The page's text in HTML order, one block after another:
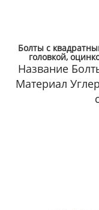
Болты с
головкой,
Название
Материал